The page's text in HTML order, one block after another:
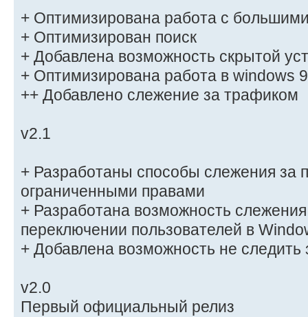
+ Оптимизирована работа с
+ Оптимизирован поиск
+ Добавлена возможность скрытой
+ Оптимизирована работа в windows
++ Добавлено слежение за трафиком
v2.1
+ Разработаны способы слежения за
ограниченными правами
+ Разработана возможность
переключении пользователей в
+ Добавлена возможность не
v2.0
Первый официальный релиз